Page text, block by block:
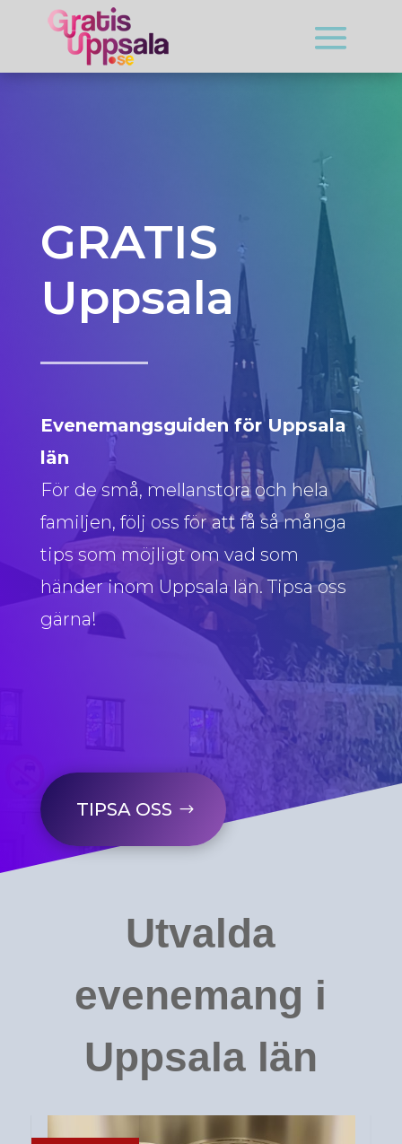
GRATIS
Uppsala
Evenemangsguiden för Uppsala
län
För de små, mellanstora och hela
familjen, följ oss för att få så många
tips som möjligt om vad som
händer inom Uppsala län. Tipsa oss
gärna!
TIPSA OSS
Utvalda
evenemang i
Uppsala län